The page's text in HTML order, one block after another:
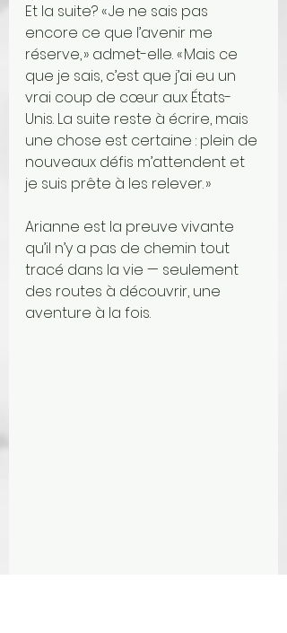
Et la suite? « Je ne sais pas
encore ce que l’avenir me
réserve, » admet-elle. « Mais ce
que je sais, c’est que j’ai eu un
vrai coup de cœur aux États-
Unis. La suite reste à écrire, mais
une chose est certaine : plein de
nouveaux défis m’attendent et
je suis prête à les relever. »
Arianne est la preuve vivante
qu’il n’y a pas de chemin tout
tracé dans la vie — seulement
des routes à découvrir, une
aventure à la fois.